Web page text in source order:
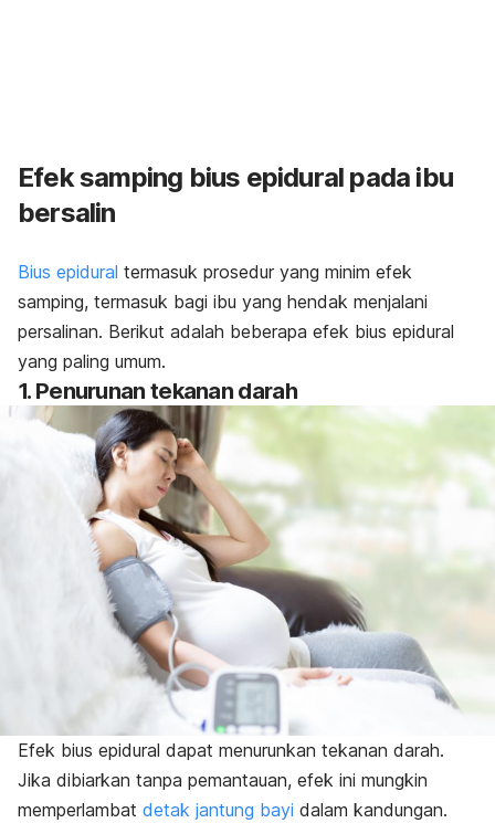
Efek samping bius epidural pada ibu
bersalin
Bius epidural termasuk prosedur yang minim efek
samping, termasuk bagi ibu yang hendak menjalani
persalinan. Berikut adalah beberapa efek bius epidural
yang paling umum.
1. Penurunan tekanan darah
Efek bius epidural dapat menurunkan tekanan darah.
Jika dibiarkan tanpa pemantauan, efek ini mungkin
memperlambat detak jantung bayi dalam kandungan.